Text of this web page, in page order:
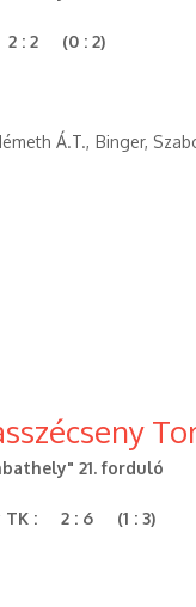
2 : 2 (0 : 2)
Á.T., Binger,
21. forduló
TK : 2 : 6 (1 : 3)